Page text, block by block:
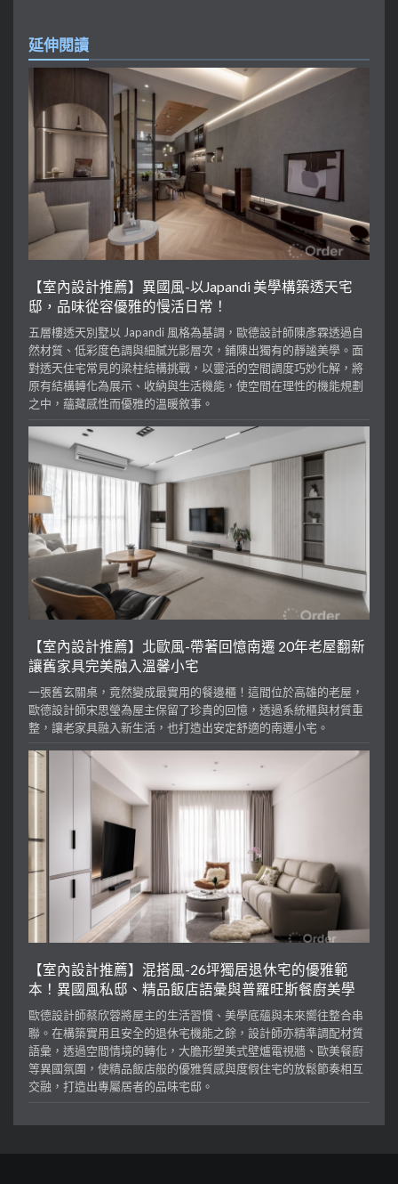
延伸閱讀
【室內設計推薦】異國風-以Japandi 美學構築透天宅
邸，品味從容優雅的慢活日常！
五層樓透天別墅以 Japandi 風格為基調，歐德設計師陳彥霖透過自
然材質、低彩度色調與細膩光影層次，鋪陳出獨有的靜謐美學。面
對透天住宅常見的梁柱結構挑戰，以靈活的空間調度巧妙化解，將
原有結構轉化為展示、收納與生活機能，使空間在理性的機能規劃
之中，蘊藏感性而優雅的溫暖敘事。
【室內設計推薦】北歐風-帶著回憶南遷 20年老屋翻新
讓舊家具完美融入溫馨小宅
一張舊玄關桌，竟然變成最實用的餐邊櫃！這間位於高雄的老屋，
歐德設計師宋思瑩為屋主保留了珍貴的回憶，透過系統櫃與材質重
整，讓老家具融入新生活，也打造出安定舒適的南遷小宅。
【室內設計推薦】混搭風-26坪獨居退休宅的優雅範
本！異國風私邸、精品飯店語彙與普羅旺斯餐廚美學
歐德設計師蔡欣蓉將屋主的生活習慣、美學底蘊與未來嚮往整合串
聯。在構築實用且安全的退休宅機能之餘，設計師亦精準調配材質
語彙，透過空間情境的轉化，大膽形塑美式壁爐電視牆、歐美餐廚
等異國氛圍，使精品飯店般的優雅質感與度假住宅的放鬆節奏相互
交融，打造出專屬居者的品味宅邸。